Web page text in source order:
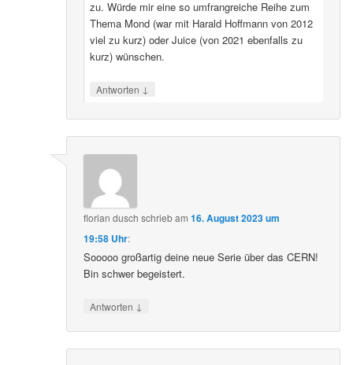
zu. Würde mir eine so umfrangreiche Reihe zum
Thema Mond (war mit Harald Hoffmann von 2012
viel zu kurz) oder Juice (von 2021 ebenfalls zu
kurz) wünschen.
Antworten ↓
florian dusch schriebam16. August 2023 um
19:58 Uhr:
Sooooo großartig deine neue Serie über das CERN!
Bin schwer begeistert.
Antworten ↓